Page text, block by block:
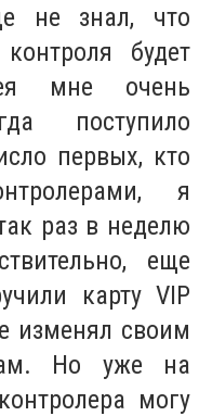
не знал, что
будет
мне очень
поступило
первых, кто
я
раз в неделю
еще
карту VIP
изменял своим
Но уже на
могу